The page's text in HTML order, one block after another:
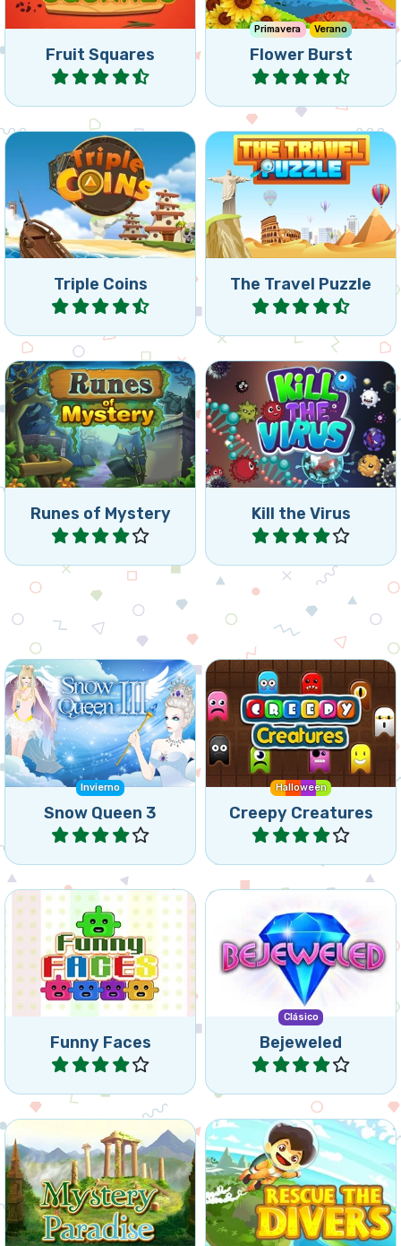
Fruit Squares
Jugar
Primavera Verano
Flower Burst
Jugar
Triple Coins
Combina 3 monedas
iguales girando el tablero.
Jugar The Travel Puzzle
Travel around the world
and remove all bricks.
Jugar
Runes of Mystery
Juego misterioso de
colapsar usando runas:
alcanza la meta indicada.
Jugar Kill the Virus
Mata los virus antes de que
lleguen al rayo.
Jugar
Invierno
Snow Queen 3
Salva los duendes otra vez,
han sido congelados por la
Reina de la Nieve.
Jugar
Halloween
Creepy Creatures
Conecta 4 o más de las
mismas criaturas.
Jugar
Funny Faces
Crea grupos conectados
de 3 o más de las mismas
Caras Graciosas dejándolas
caer.
Jugar
Clásico
Bejeweled
Bejeweled para tu tablet o
tu móvil. Intercambia joyas
en este clásico juego.
Jugar
Mueve las canicas y haz
grupos de 3 o más con los
mismos colores de fondo.
¿Puedes rescatar los
buzos lo más rápido
posible?